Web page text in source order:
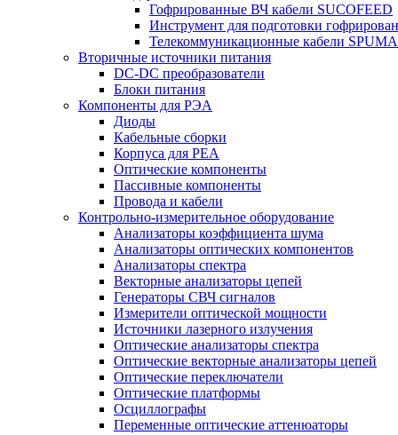
Гофрированные ВЧ кабели SUCOFEED
Инструмент для подготовки
Телекоммуникационные кабели SPUMA
Вторичные источники питания
DC-DC преобразователи
Блоки питания
Компоненты для РЭА
Диоды
Кабельные сборки
Корпуса для РЕА
Оптические компоненты
Пассивные компоненты
Провода и кабели
Контрольно-измерительное оборудование
Анализаторы коэффициента шума
Анализаторы оптических компонентов
Анализаторы спектра
Векторные анализаторы цепей
Генераторы СВЧ сигналов
Измерители оптической мощности
Источники лазерного излучения
Оптические анализаторы спектра
Оптические векторные анализаторы цепей
Оптические переключатели
Оптические платформы
Осциллографы
Переменные оптические аттенюаторы